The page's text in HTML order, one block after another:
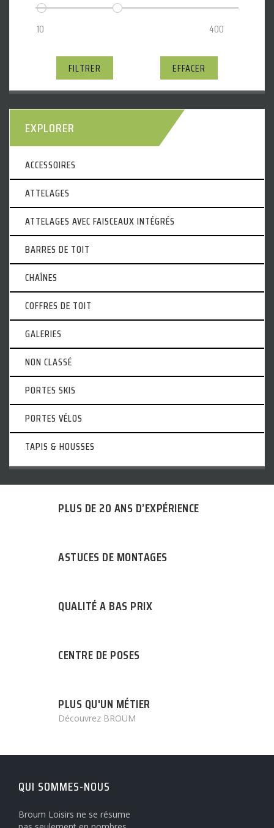
FILTRER EFFACER
EXPLORER
ACCESSOIRES
ATTELAGES
ATTELAGES AVEC FAISCEAUX INTÉGRÉS
BARRES DE TOIT
CHAÎNES
COFFRES DE TOIT
GALERIES
NON CLASSÉ
PORTES SKIS
PORTES VÉLOS
TAPIS & HOUSSES
PLUS DE 20 ANS D’EXPÉRIENCE
ASTUCES DE MONTAGES
QUALITÉ A BAS PRIX
CENTRE DE POSES
PLUS QU'UN MÉTIER
Découvrez BROUM
QUI SOMMES-NOUS
Broum Loisirs ne se résume